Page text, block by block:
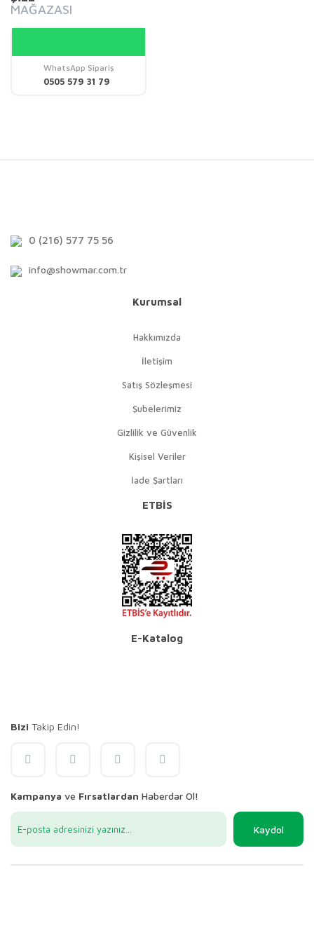
MAĞAZASI
WhatsApp Sipariş
0505 579 31 79
0 (216) 577 75 56
info@showmar.com.tr
Kurumsal
Hakkımızda
İletişim
Satış Sözleşmesi
Şubelerimiz
Gizlilik ve Güvenlik
Kişisel Veriler
İade Şartları
ETBİS
E-Katalog
Bizi Takip Edin!
Kampanya ve Fırsatlardan Haberdar Ol!
Kaydol